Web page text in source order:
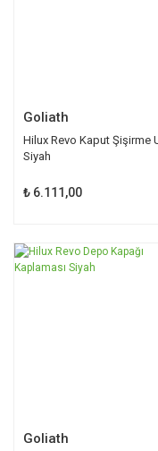
Goliath
Hilux Revo Kaput Şişirme
Siyah
₺ 6.111,00
Goliath